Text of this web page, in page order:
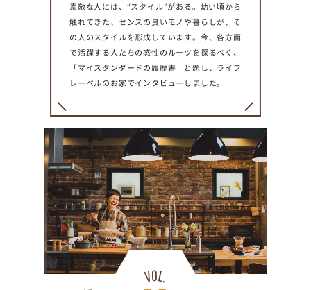
プライ
バシー
ポリシ
ー
採用情
報
素敵な人には、“スタイル”がある。幼い頃から
触れてきた、センスの良いモノや暮らしが、そ
の人のスタイルを形成しています。今、各方面
で活躍する人たちの感性のルーツを探るべく、
「マイスタンダードの履歴書」と題し、ライフ
レーベルのお家でインタビューしました。